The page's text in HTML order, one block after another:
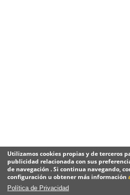
Utilizamos cookies propias y de terceros
publicidad relacionada con sus
de navegación . Si continua navegando,
configuración u obtener más información
Política de Privacidad